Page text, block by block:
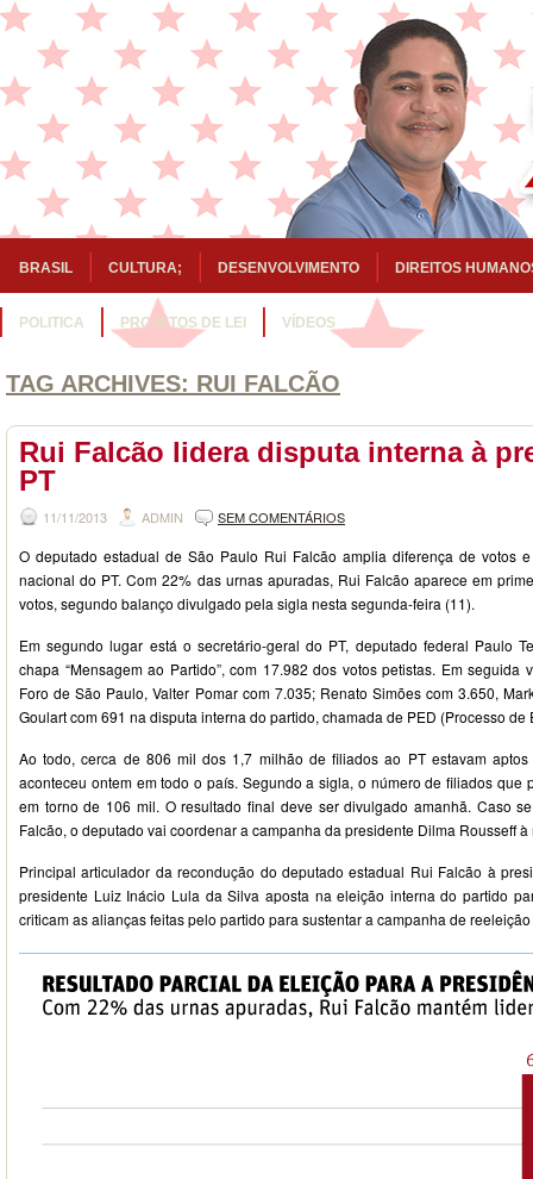
BRASIL CULTURA; DESENVOLVIMENTO DIREITOS
POLITICA PROJETOS DE LEI VÍDEOS
TAG ARCHIVES: RUI FALCÃO
Rui Falcão lidera disputa interna à
PT
11/11/2013 ADMIN SEM COMENTÁRIOS
O deputado estadual de São Paulo Rui Falcão amplia diferença de votos
nacional do PT. Com 22% das urnas apuradas, Rui Falcão aparece em
votos, segundo balanço divulgado pela sigla nesta segunda-feira (11).
Em segundo lugar está o secretário-geral do PT, deputado federal Paulo
chapa “Mensagem ao Partido”, com 17.982 dos votos petistas. Em seguida
Foro de São Paulo, Valter Pomar com 7.035; Renato Simões com 3.650,
Goulart com 691 na disputa interna do partido, chamada de PED (Processo de
Ao todo, cerca de 806 mil dos 1,7 milhão de filiados ao PT estavam
aconteceu ontem em todo o país. Segundo a sigla, o número de filiados que
em torno de 106 mil. O resultado final deve ser divulgado amanhã. Caso
Falcão, o deputado vai coordenar a campanha da presidente Dilma Rousseff
Principal articulador da recondução do deputado estadual Rui Falcão à
presidente Luiz Inácio Lula da Silva aposta na eleição interna do partido
criticam as alianças feitas pelo partido para sustentar a campanha de